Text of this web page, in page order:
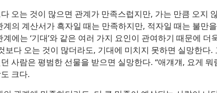
오는 것이 많으면 관계가 만족스럽지만, 가는 만큼 오지
계의 계산서가 흑자일 때는 만족하지만, 적자일 때는 불만
에는 ‘기대’와 같은 여러 가지 요인이 관여하기 때문에 더
보다 오는 것이 많더라도, 기대에 미치지 못하면 실망한다.
사람은 평범한 선물을 받으면 실망한다. “애걔걔, 요게 뭐
크다.